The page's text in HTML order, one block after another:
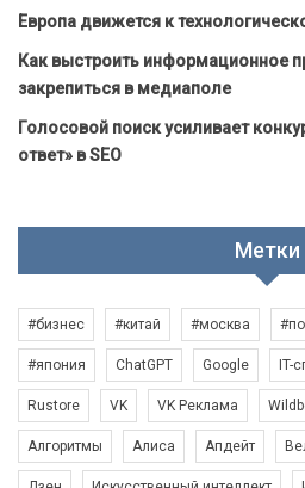
Европа движется к
Как выстроить информационное
закрепиться в медиаполе
Голосовой поиск усиливает
ответ» в SEO
Метки
#бизнес #китай #москва
#япония ChatGPT Google IT-
Rustore VK VK Реклама
Алгоритмы Алиса Апдейт